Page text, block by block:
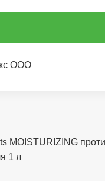
ООО
MOISTURIZING
1 л